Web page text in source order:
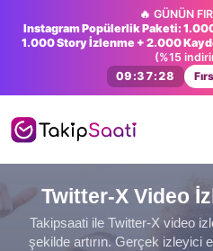
🔥 GÜNÜN
Instagram Popülerlik Paketi:
1.000 Story İzlenme + 2.000
(%15
09:37:27
Twitter-X Video
Takipsaati ile Twitter‑X video
şekilde artırın. Gerçek izleyici